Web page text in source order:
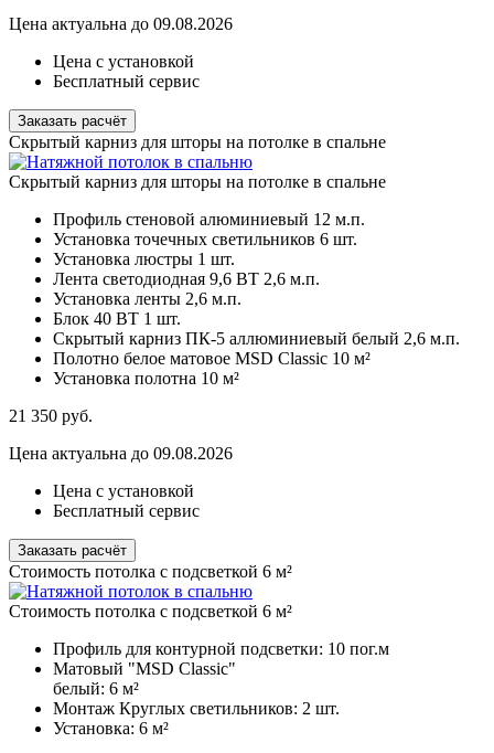
Цена актуальна до 09.08.2026
Цена с установкой
Бесплатный сервис
Заказать расчёт
Скрытый карниз для шторы на потолке в спальне
Скрытый карниз для шторы на потолке в спальне
Профиль стеновой алюминиевый 12 м.п.
Установка точечных светильников 6 шт.
Установка люстры 1 шт.
Лента светодиодная 9,6 ВТ 2,6 м.п.
Установка ленты 2,6 м.п.
Блок 40 ВТ 1 шт.
Скрытый карниз ПК-5 аллюминиевый белый 2,6 м.п.
Полотно белое матовое MSD Classic 10 м²
Установка полотна 10 м²
21 350 руб.
Цена актуальна до 09.08.2026
Цена с установкой
Бесплатный сервис
Заказать расчёт
Стоимость потолка с подсветкой 6 м²
Стоимость потолка с подсветкой 6 м²
Профиль для контурной подсветки: 10 пог.м
Матовый "MSD Classic"
белый: 6 м²
Монтаж Круглых светильников: 2 шт.
Установка: 6 м²